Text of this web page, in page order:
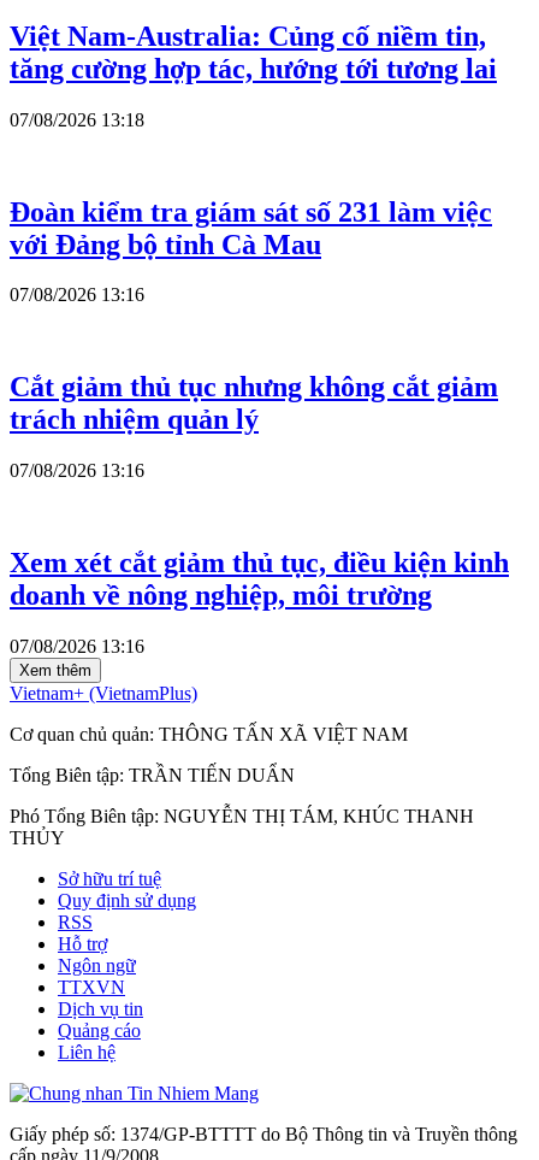
Việt Nam-Australia: Củng cố niềm tin,
tăng cường hợp tác, hướng tới tương lai
07/08/2026 13:18
Đoàn kiểm tra giám sát số 231 làm việc
với Đảng bộ tỉnh Cà Mau
07/08/2026 13:16
Cắt giảm thủ tục nhưng không cắt giảm
trách nhiệm quản lý
07/08/2026 13:16
Xem xét cắt giảm thủ tục, điều kiện kinh
doanh về nông nghiệp, môi trường
07/08/2026 13:16
Xem thêm
Vietnam+ (VietnamPlus)
Cơ quan chủ quản: THÔNG TẤN XÃ VIỆT NAM
Tổng Biên tập: TRẦN TIẾN DUẨN
Phó Tổng Biên tập: NGUYỄN THỊ TÁM, KHÚC THANH
THỦY
Sở hữu trí tuệ
Quy định sử dụng
RSS
Hỗ trợ
Ngôn ngữ
TTXVN
Dịch vụ tin
Quảng cáo
Liên hệ
Giấy phép số: 1374/GP-BTTTT do Bộ Thông tin và Truyền thông
cấp ngày 11/9/2008.